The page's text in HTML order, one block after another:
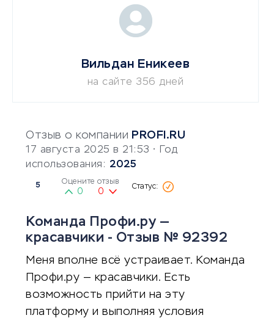
Отзыв о компании PROFI.RU
17 августа 2025 в 21:53 • Год
использования: 2025
5 Оцените отзыв
0 0
Команда Профи.ру —
красавчики - Отзыв № 92392
Меня вполне всё устраивает. Команда
Профи.ру — красавчики. Есть
возможность прийти на эту
платформу и выполняя условия
Вильдан Еникеев
на сайте 356 дней